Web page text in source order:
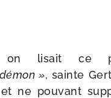
on lisait ce
», sainte
ne pou­vant